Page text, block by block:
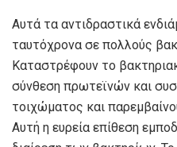
Αυτά τα αντιδραστικά
ταυτόχρονα σε πολλούς
Καταστρέφουν το
σύνθεση πρωτεϊνών και
τοιχώματος και
Αυτή η ευρεία επίθεση